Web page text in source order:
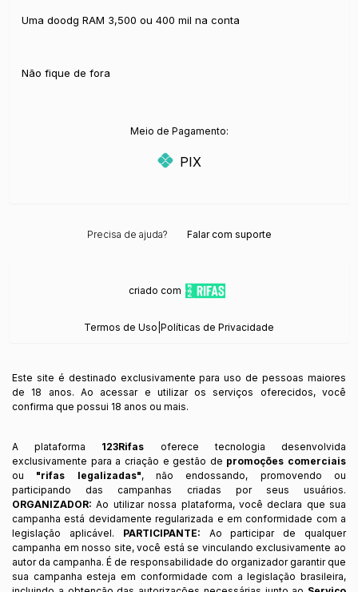
Uma doodg RAM 3,500 ou 400 mil na conta
Não fique de fora
Meio de Pagamento:
PIX
Precisa de ajuda? Falar com suporte
criado com
Termos de Uso Políticas de Privacidade
Este site é destinado exclusivamente para uso de pessoas maiores
de 18 anos. Ao acessar e utilizar os serviços oferecidos, você
confirma que possui 18 anos ou mais.
A plataforma 123Rifas oferece tecnologia desenvolvida
exclusivamente para a criação e gestão de promoções comerciais
ou "rifas legalizadas", não endossando, promovendo ou
participando das campanhas criadas por seus usuários.
ORGANIZADOR: Ao utilizar nossa plataforma, você declara que sua
campanha está devidamente regularizada e em conformidade com a
legislação aplicável. PARTICIPANTE: Ao participar de qualquer
campanha em nosso site, você está se vinculando exclusivamente ao
autor da campanha. É de responsabilidade do organizador garantir que
sua campanha esteja em conformidade com a legislação brasileira,